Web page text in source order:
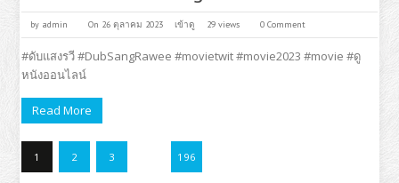
by admin On 26 ตุลาคม 2023 เข้าดู 29 views 0 Comment
#ดับแสงรวี #DubSangRawee #movietwit #movie2023 #movie #ดู
หนังออนไลน์
Read More
1 2 3 196